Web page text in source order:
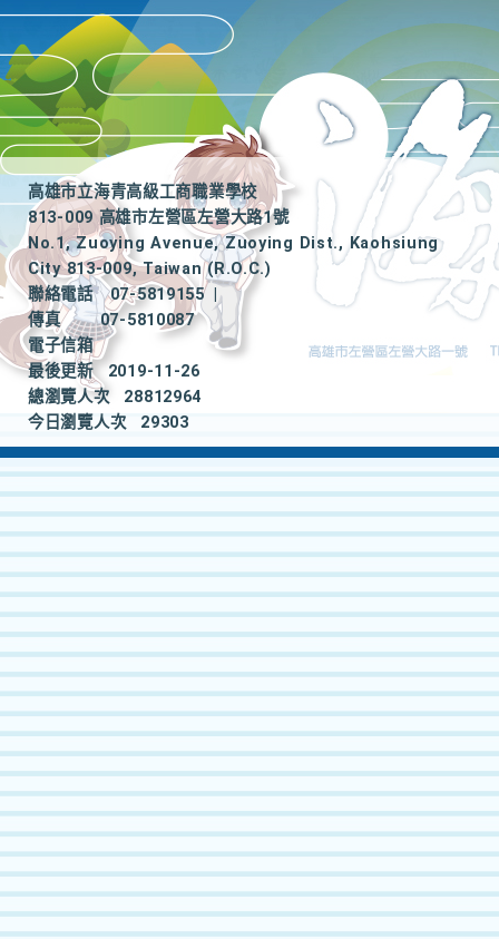
高雄市立海青高級工商職業學校
813-009 高雄市左營區左營大路1號
No.1, Zuoying Avenue, Zuoying Dist., Kaohsiung
City 813-009, Taiwan (R.O.C.)
聯絡電話
07-5819155
|
傳真
07-5810087
電子信箱
最後更新
2019-11-26
總瀏覽人次
28812964
今日瀏覽人次
29303